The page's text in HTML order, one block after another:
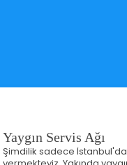
Yaygın Servis Ağı
Şimdilik sadece